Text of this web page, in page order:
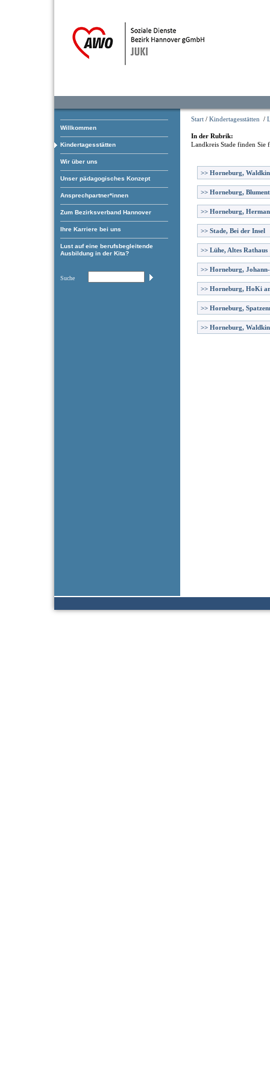
Willkommen
Kindertagesstätten
Wir über uns
Unser pädagogisches Konzept
Ansprechpartner*innen
Zum Bezirksverband Hannover
Ihre Karriere bei uns
Lust auf eine berufsbegleitende
Ausbildung in der Kita?
Suche
Start / Kindertagesstätten /
In der Rubrik:
Landkreis Stade finden Sie
>> Horneburg,
>> Horneburg,
>> Horneburg,
>> Stade, Bei der Insel
>> Lühe, Altes Rathaus
>> Horneburg,
>> Horneburg, HoKi
>> Horneburg,
>> Horneburg,